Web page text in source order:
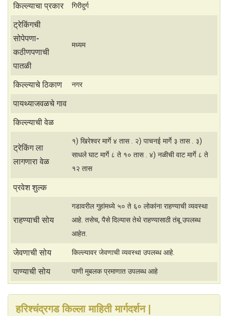
s
A
p
p
e
किल्ल्याचा प्रकार गिरीदुर्ग
ट्रेकिंगची
सोपेपणा-
कठीणपणाची
पातळी
मध्यम
किल्ल्याचे ठिकाण नगर
पायथ्याजवळचे गाव
किल्ल्याची वेळ
ट्रेकिंग ला
लागणारा वेळ
१) खिरेश्वर मार्गे ४ तास . २) पाचनई मार्गे ३ तास . ३)
साधले घाट मार्गे ८ ते १० तास . ४) नळीची वाट मार्गे ८ ते
१२ तास
प्रवेश शुल्क
राहण्याची सोय
गडावरील गुहांमध्ये ५० ते ६० लोकांना राहण्याची व्यवस्था
आहे. तसेच, पैसे दिल्यास तेथे राहण्यासाठी तंबू उपलब्ध
आहेत.
जेवणाची सोय किल्ल्यावर जेवणाची व्यवस्था उपलब्ध आहे.
पाण्याची सोय पाणी मुबलक प्रमाणात उपलब्ध आहे
हरिश्चंद्रगड किल्ला माहिती मार्गदर्शन |